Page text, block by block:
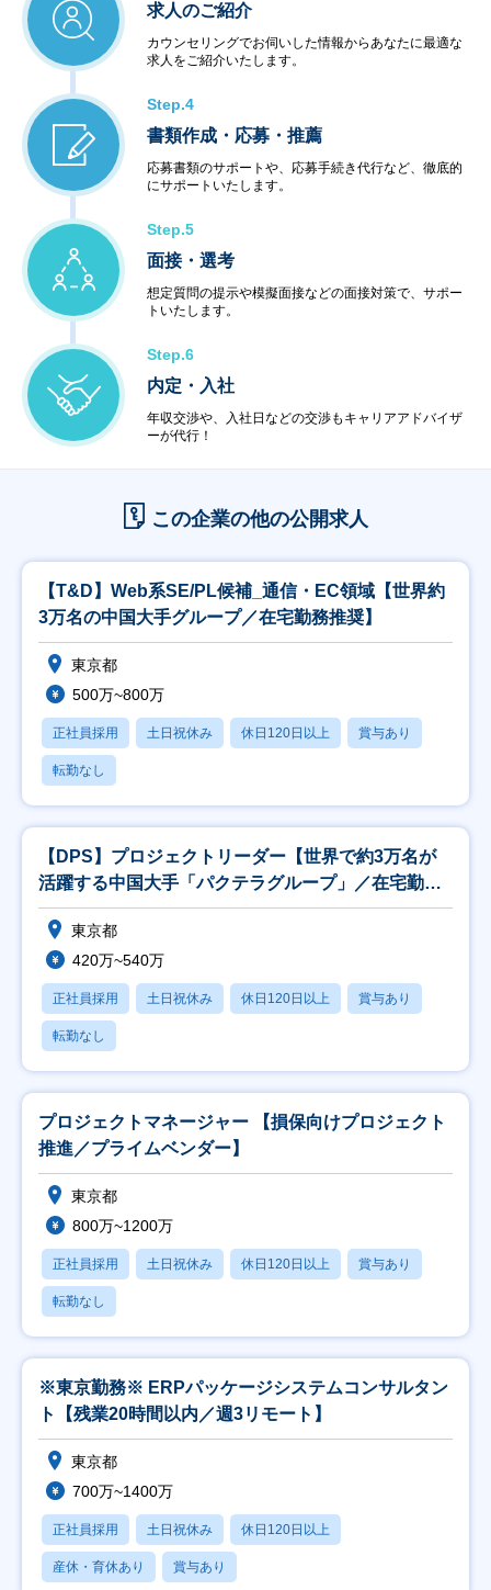
求人のご紹介
カウンセリングでお伺いした情報からあなたに最適な
求人をご紹介いたします。
Step.4
書類作成・応募・推薦
応募書類のサポートや、応募手続き代行など、徹底的
にサポートいたします。
Step.5
面接・選考
想定質問の提示や模擬面接などの面接対策で、サポー
トいたします。
Step.6
内定・入社
年収交渉や、入社日などの交渉もキャリアアドバイザ
ーが代行！
この企業の他の公開求人
【T&D】Web系SE/PL候補_通信・EC領域【世界約
3万名の中国大手グループ／在宅勤務推奨】
東京都
500万~800万
正社員採用 土日祝休み 休日120日以上 賞与あり
転勤なし
【DPS】プロジェクトリーダー【世界で約3万名が
活躍する中国大手「パクテラグループ」／在宅勤務
推奨】
東京都
420万~540万
正社員採用 土日祝休み 休日120日以上 賞与あり
転勤なし
プロジェクトマネージャー 【損保向けプロジェクト
推進／プライムベンダー】
東京都
800万~1200万
正社員採用 土日祝休み 休日120日以上 賞与あり
転勤なし
※東京勤務※ ERPパッケージシステムコンサルタン
ト【残業20時間以内／週3リモート】
東京都
700万~1400万
正社員採用 土日祝休み 休日120日以上
産休・育休あり 賞与あり